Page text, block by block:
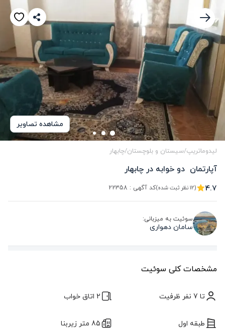
مشاهده تصاویر
لیدوماتریپ/سیستان و بلوچستان/چابهار
آپارتمان  دو خوابه در چابهار
4.7 (12 نظر ثبت شده) کد آگهی : 22358
سوئیت به میزبانی:
سامان دهواری
مشخصات کلی سوئیت
تا 7 نفر ظرفیت 2 اتاق خواب
طبقه اول 85 متر زیربنا